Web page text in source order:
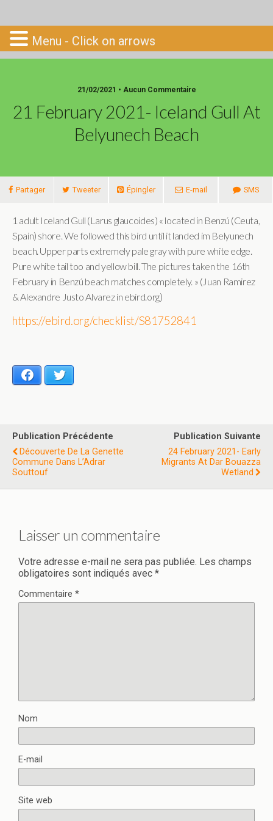
Go-South
21/02/2021 • Aucun Commentaire
21 February 2021- Iceland Gull At
Belyunech Beach
Partager Tweeter Épingler E-mail SMS
1 adult Iceland Gull (Larus glaucoides) « located in Benzú (Ceuta,
Spain) shore. We followed this bird until it landed im Belyunech
beach. Upper parts extremely pale gray with pure white edge.
Pure white tail too and yellow bill. The pictures taken the 16th
February in Benzú beach matches completely. » (Juan Ramirez
& Alexandre Justo Alvarez in ebird.org)
https://ebird.org/checklist/S81752841
Facebook
Publication Précédente
Découverte De La Genette
Commune Dans L’Adrar
Souttouf
Publication Suivante
24 February 2021- Early
Migrants At Dar Bouazza
Wetland
Laisser un commentaire
Votre adresse e-mail ne sera pas publiée. Les champs
obligatoires sont indiqués avec *
Commentaire *
Nom
E-mail
Site web
Menu - Click on arrows